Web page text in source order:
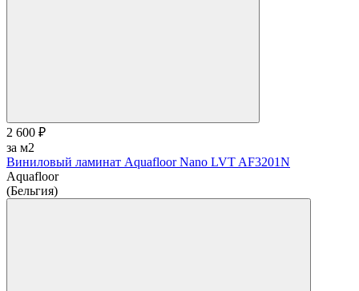
2 600 ₽
за м2
Виниловый ламинат Aquafloor Nano LVT AF3201N
Aquafloor
(Бельгия)